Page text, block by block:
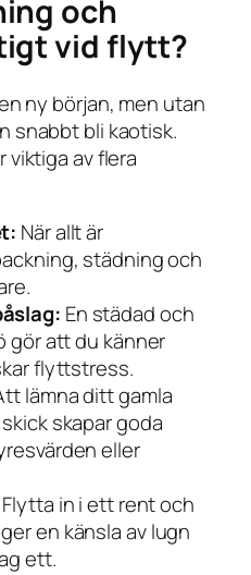
och
vid flytt?
ny början, men utan
snabbt bli kaotisk.
viktiga av flera
När allt är
städning och
En städad och
gör att du känner
flyttstress.
lämna ditt gamla
skapar goda
eller
Flytta in i ett rent och
en känsla av lugn
ett.